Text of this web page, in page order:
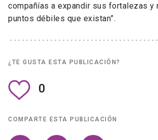
compañías a expandir sus fortalezas y
puntos débiles que existan”.
¿TE GUSTA ESTA PUBLICACIÓN?
0
COMPARTE ESTA PUBLICACIÓN